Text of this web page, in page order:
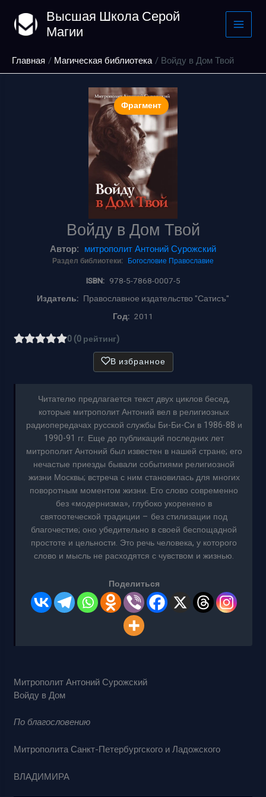
содержимому
Высшая Школа Серой
Магии
Главная Магическая библиотека Войду в Дом Твой
Фрагмент
Войду в Дом Твой
Автор: митрополит Антоний Сурожский
Раздел библиотеки: Богословие Православие
ISBN: 978-5-7868-0007-5
Издатель: Православное издательство "Сатисъ"
Год: 2011
0 (0 рейтинг)
В избранное
Читателю предлагается текст двух циклов бесед,
которые митрополит Антоний вел в религиозных
радиопередачах русской службы Би-Би-Си в 1986-88 и
1990-91 гг. Еще до публикаций последних лет
митрополит Антоний был известен в нашей стране; его
нечастые приезды бывали событиями религиозной
жизни Москвы; встреча с ним становилась для многих
поворотным моментом жизни. Его слово современно
без «модернизма», глубоко укоренено в
святоотеческой традиции – без стилизации под
благочестие; оно убедительно в своей беспощадной
простоте и цельности. Это речь человека, у которого
слово и мысль не расходятся с чувством и жизнью.
Поделиться
Митрополит Антоний Сурожский
Войду в Дом
По благословению
Митрополита Санкт-Петербургского и Ладожского
ВЛАДИМИРА